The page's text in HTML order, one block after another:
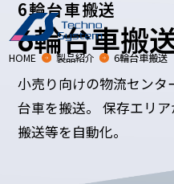
HOME 製品紹介 6輪台車搬送
6輪台車搬送
6輪台車搬
小売り向けの物流センタ
台車を搬送。 保存エリ
搬送等を自動化。